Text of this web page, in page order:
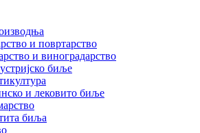
и повртарство
и виноградарство
биље
и лековито биље
биља